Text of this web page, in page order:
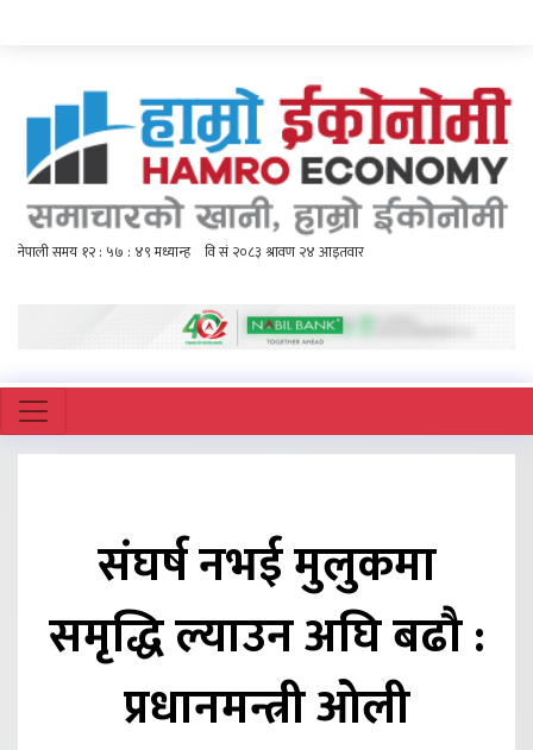
संघर्ष नभई मुलुकमा
समृद्धि ल्याउन अघि बढौ :
प्रधानमन्त्री ओली